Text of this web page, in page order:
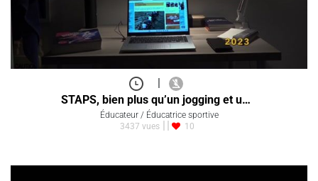
|
STAPS, bien plus qu’un jogging et u…
Éducateur / Éducatrice sportive
3437 vues
10